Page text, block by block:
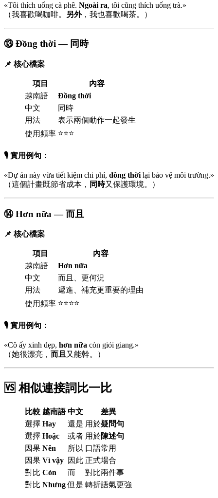
«Tôi thích uống cà phê. Ngoài ra, tôi cũng thích uống trà.»
（我喜歡喝咖啡。
另外，我也喜歡喝茶。）
⑬ Đồng thời — 同時
📌 核心檔案
項目
內容
越南語
Đồng thời
中文
同時
用法
表示兩個動作一起發生
使用頻率 ⭐⭐⭐
🎙️ 實用例句：
«Dự án này vừa tiết kiệm chi phí, đồng thời lại bảo vệ môi trường.»
（這個計畫既節省成本， 同時又保護環境。）
⑭ Hơn nữa — 而且
📌 核心檔案
項目
內容
越南語
Hơn nữa
中文
而且、更何況
用法
遞進、補充更重要的理由
使用頻率 ⭐⭐⭐⭐
🎙️ 實用例句：
«Cô ấy xinh đẹp, hơn nữa còn giỏi giang.»
（她很漂亮， 而且又能幹。）
🆚 相似連接詞比一比
比較 越南語 中文
差異
選擇 Hay 還是 用於疑問句
選擇 Hoặc 或者 用於陳述句
因果 Nên 所以 口語常用
因果 Vì vậy 因此 正式場合
對比 Còn 而
對比兩件事
對比 Nhưng 但是 轉折語氣更強